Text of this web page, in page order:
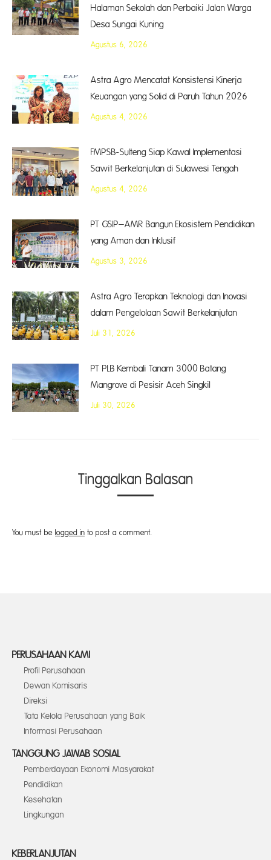
Halaman Sekolah dan Perbaiki Jalan Warga
Desa Sungai Kuning
Agustus 6, 2026
Astra Agro Mencatat Konsistensi Kinerja
Keuangan yang Solid di Paruh Tahun 2026
Agustus 4, 2026
FMPSB-Sulteng Siap Kawal Implementasi
Sawit Berkelanjutan di Sulawesi Tengah
Agustus 4, 2026
PT GSIP–AMR Bangun Ekosistem Pendidikan
yang Aman dan Inklusif
Agustus 3, 2026
Astra Agro Terapkan Teknologi dan Inovasi
dalam Pengelolaan Sawit Berkelanjutan
Juli 31, 2026
PT PLB Kembali Tanam 3000 Batang
Mangrove di Pesisir Aceh Singkil
Juli 30, 2026
Tinggalkan Balasan
You must be logged in to post a comment.
PERUSAHAAN KAMI
Profil Perusahaan
Dewan Komisaris
Direksi
Tata Kelola Perusahaan yang Baik
Informasi Perusahaan
TANGGUNG JAWAB SOSIAL
Pemberdayaan Ekonomi Masyarakat
Pendidikan
Kesehatan
Lingkungan
KEBERLANJUTAN